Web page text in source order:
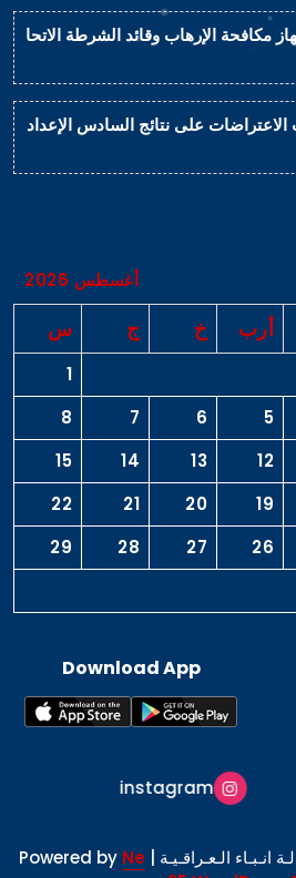
مكافحة الإرهاب وقائد الشرطة الاتحا
الاعتراضات على نتائج السادس الإعداد
أغسطس 2026
أرب خ ج س
1
5
6
7
8
12
13
14
15
19
20
21
22
26
27
28
29
Download App
instagram
Ne